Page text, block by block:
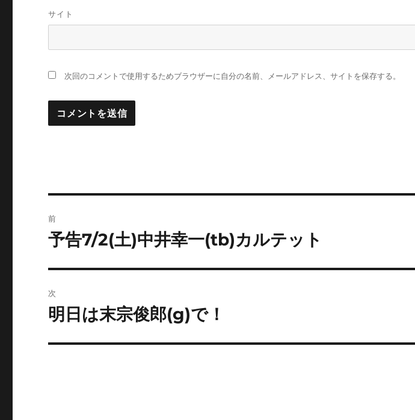
サイト
次回のコメントで使用するためブラウザーに自分の名前、メールアドレス、サイトを保存する。
稿
ゲ
前
前
投
稿:
予告7/2(土)中井幸一(tb)カルテット
次
次
投
明日は末宗俊郎(g)で！